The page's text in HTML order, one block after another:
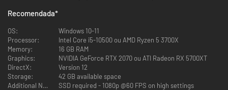
Recomendada*
OS:
Windows 10-11
Processor:
Intel Core i5-10500 ou AMD Ryzen 5 3700X
Memory:
16 GB RAM
Graphics:
NVIDIA GeForce RTX 2070 ou ATI Radeon RX 5700XT
DirectX:
Version 12
Storage:
42 GB available space
Additional Notes:
SSD required - 1080p @60 FPS on high settings